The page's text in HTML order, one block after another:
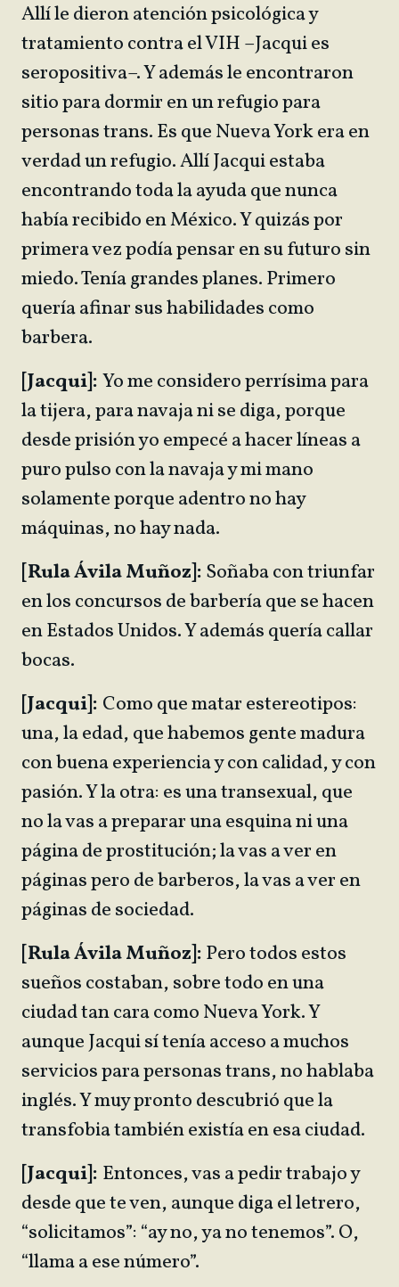
Allí le dieron atención psicológica y
tratamiento contra el VIH –Jacqui es
seropositiva–. Y además le encontraron
sitio para dormir en un refugio para
personas trans. Es que Nueva York era en
verdad un refugio. Allí Jacqui estaba
encontrando toda la ayuda que nunca
había recibido en México. Y quizás por
primera vez podía pensar en su futuro sin
miedo. Tenía grandes planes. Primero
quería afinar sus habilidades como
barbera.
[Jacqui]:Yo me considero perrísima para
la tijera, para navaja ni se diga, porque
desde prisión yo empecé a hacer líneas a
puro pulso con la navaja y mi mano
solamente porque adentro no hay
máquinas, no hay nada.
[Rula Ávila Muñoz]:Soñaba con triunfar
en los concursos de barbería que se hacen
en Estados Unidos. Y además quería callar
bocas.
[Jacqui]: Como que matar estereotipos:
una, la edad, que habemos gente madura
con buena experiencia y con calidad, y con
pasión. Y la otra: es una transexual, que
no la vas a preparar una esquina ni una
página de prostitución; la vas a ver en
páginas pero de barberos, la vas a ver en
páginas de sociedad.
[Rula Ávila Muñoz]:Pero todos estos
sueños costaban, sobre todo en una
ciudad tan cara como Nueva York. Y
aunque Jacqui sí tenía acceso a muchos
servicios para personas trans, no hablaba
inglés. Y muy pronto descubrió que la
transfobia también existía en esa ciudad.
[Jacqui]: Entonces, vas a pedir trabajo y
desde que te ven, aunque diga el letrero,
“solicitamos”: “ay no, ya no tenemos”. O,
“llama a ese número”.